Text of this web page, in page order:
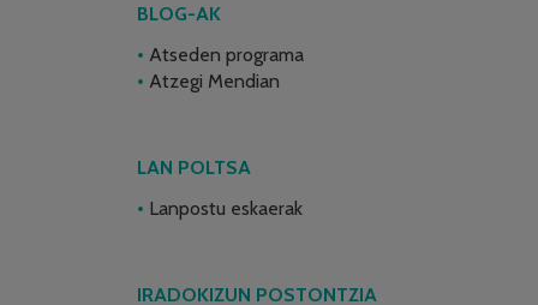
BLOG-AK
Atseden programa
Atzegi Mendian
LAN POLTSA
Lanpostu eskaerak
IRADOKIZUN POSTONTZIA